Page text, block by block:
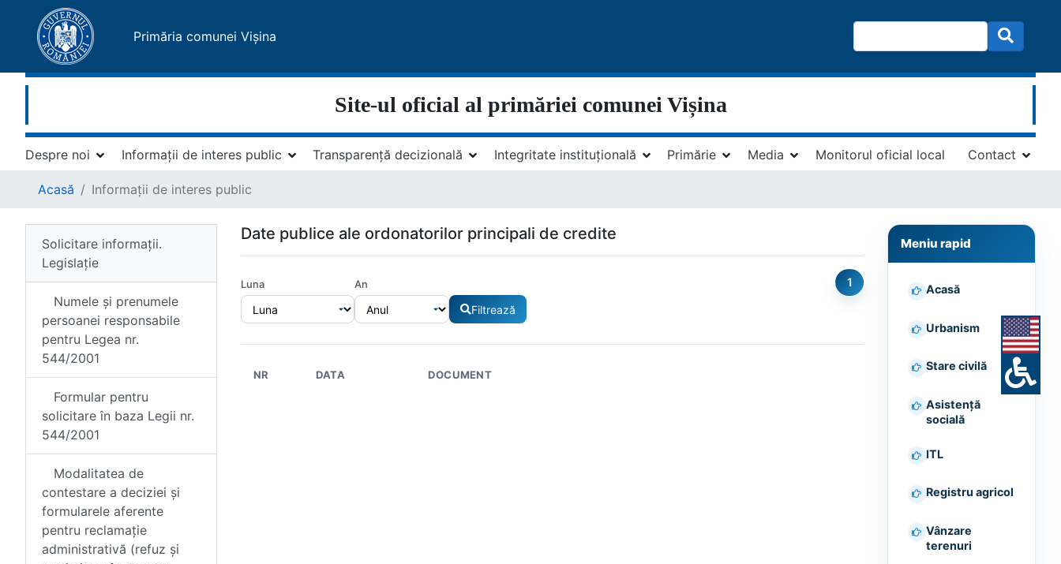
Primăria comunei Vișina
Site-ul oficial al primăriei comunei Vișina
Despre noi Informații de interes public Transparență decizională Integritate instituțională Primărie Media Monitorul oficial local Contact
Acasă Informații de interes public
Solicitare informații.
Legislație
Numele și prenumele
persoanei responsabile
pentru Legea nr.
544/2001
Formular pentru
solicitare în baza Legii nr.
544/2001
Modalitatea de
contestare a deciziei și
formularele aferente
pentru reclamație
administrativă (refuz și
Date publice ale ordonatorilor principali de credite
Luna An
Filtrează
1
NR DATA DOCUMENT
Meniu rapid
Acasă
Urbanism
Stare civilă
Asistență
socială
ITL
Registru agricol
Vânzare
terenuri